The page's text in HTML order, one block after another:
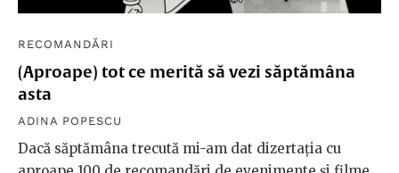
RECOMANDĂRI
(Aproape) tot ce merită să vezi săptămâna
asta
ADINA POPESCU
Dacă săptămâna trecută mi-am dat dizertația cu